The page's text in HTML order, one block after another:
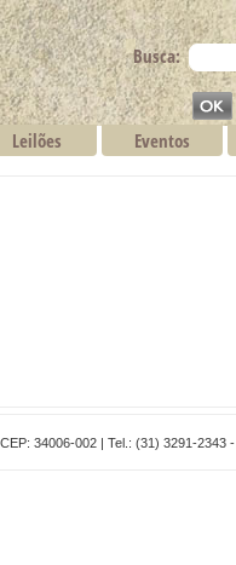
Busca:
Leilões Eventos
34006-002 | Tel.: (31) 3291-2343 -